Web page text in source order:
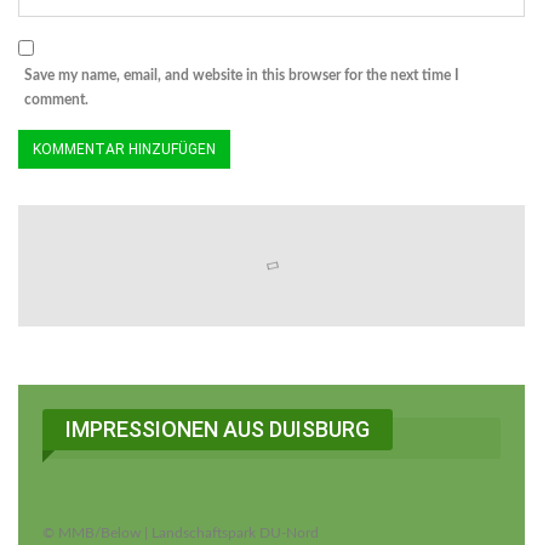
Save my name, email, and website in this browser for the next time I
comment.
IMPRESSIONEN AUS DUISBURG
© MMB/Below | Landschaftspark DU-Nord